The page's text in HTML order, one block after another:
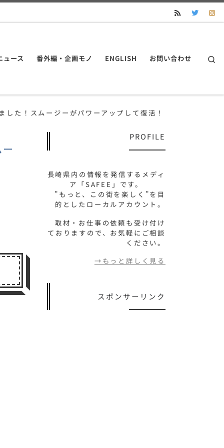
ュース 番外編・企画モノ ENGLISH お問い合わせ
た！スムージーがパワーアップして復活！
PROFILE
長崎県内の情報を発信するメディ
ア「SAFEE」です。
”もっと、この街を楽しく”を目
的としたローカルアカウント。
取材・お仕事の依頼も受け付け
ておりますので、お気軽にご相談
ください。
→もっと詳しく見る
スポンサーリンク